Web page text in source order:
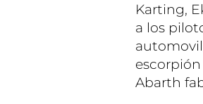
Karting,
a los
Abarth